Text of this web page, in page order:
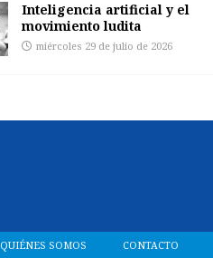
Inteligencia artificial y el
movimiento ludita
miércoles 29 de julio de 2026
QUIÉNES SOMOS CONTACTO